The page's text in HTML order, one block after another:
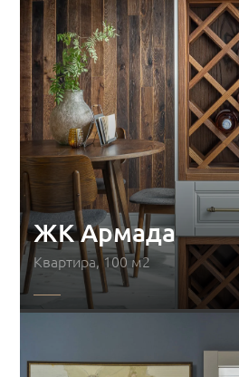
ЖК Армада
Квартира, 100 м2